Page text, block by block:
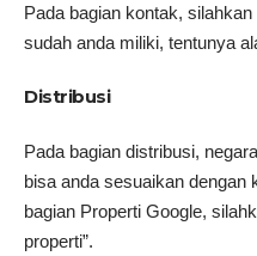
Pada bagian kontak,
sudah anda miliki, tentunya
Distribusi
Pada bagian distribusi,
bisa anda sesuaikan dengan
bagian Properti Google,
properti”.